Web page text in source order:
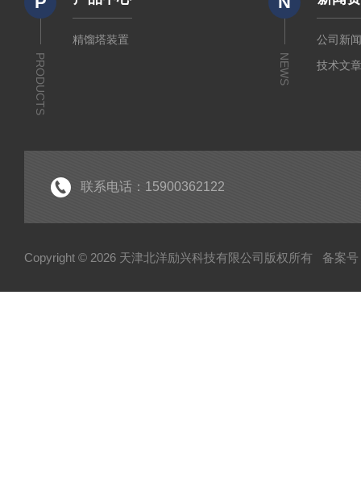
PRODUCTS
精馏塔装置
NEWS
公司新
技术文
联系电话：15900362122
Copyright © 2026 天津北洋励兴科技有限公司版权所有 备案号